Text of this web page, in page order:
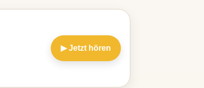
▶ Jetzt hören